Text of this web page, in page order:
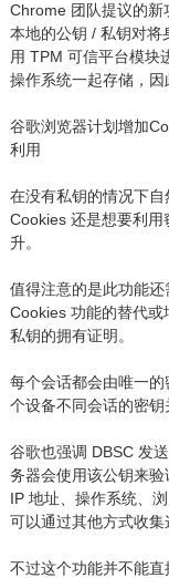
Chrome 团队提议的新
本地的公钥 / 私钥对将
用 TPM 可信平台模块
操作系统一起存储，因
谷歌浏览器计划增加
利用
在没有私钥的情况下
Cookies 还是想要利
升。
值得注意的是此功能
Cookies 功能的替代
私钥的拥有证明。
每个会话都会由唯一
个设备不同会话的密钥
谷歌也强调 DBSC 发
务器会使用该公钥来
IP 地址、操作系统、
可以通过其他方式收集
不过这个功能并不能